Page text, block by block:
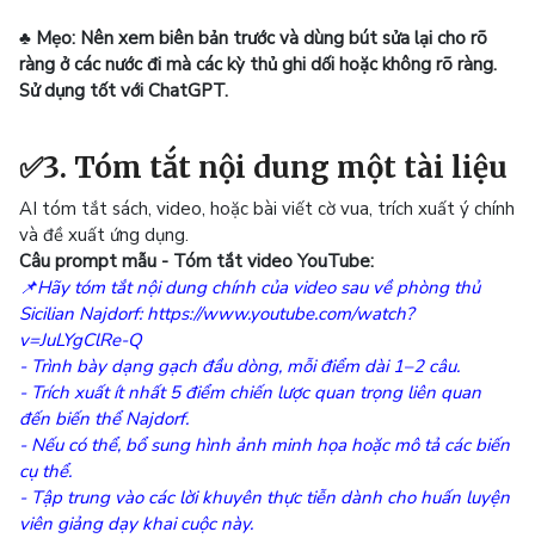
♣ Mẹo: Nên xem biên bản trước và dùng bút sửa lại cho rõ
ràng ở các nước đi mà các kỳ thủ ghi dối hoặc không rõ ràng.
Sử dụng tốt với ChatGPT.
✅3. Tóm tắt nội dung một tài liệu
AI tóm tắt sách, video, hoặc bài viết cờ vua, trích xuất ý chính
và đề xuất ứng dụng.
Câu prompt mẫu - Tóm tắt video YouTube:
📌Hãy tóm tắt nội dung chính của video sau về phòng thủ
Sicilian Najdorf:https://www.youtube.com/watch?
v=JuLYgClRe-Q
- Trình bày dạng gạch đầu dòng, mỗi điểm dài 1–2 câu.
- Trích xuất ít nhất 5 điểm chiến lược quan trọng liên quan
đến biến thể Najdorf.
- Nếu có thể, bổ sung hình ảnh minh họa hoặc mô tả các biến
cụ thể.
- Tập trung vào các lời khuyên thực tiễn dành cho huấn luyện
viên giảng dạy khai cuộc này.